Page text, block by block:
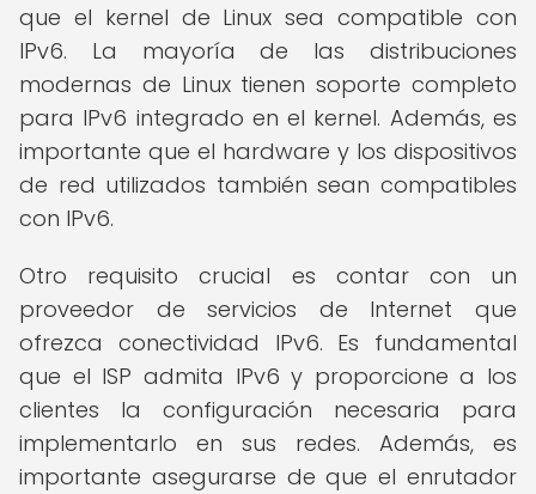
que el kernel de Linux sea compatible con
IPv6. La mayoría de las distribuciones
modernas de Linux tienen soporte completo
para IPv6 integrado en el kernel. Además, es
importante que el hardware y los dispositivos
de red utilizados también sean compatibles
con IPv6.
Otro requisito crucial es contar con un
proveedor de servicios de Internet que
ofrezca conectividad IPv6. Es fundamental
que el ISP admita IPv6 y proporcione a los
clientes la configuración necesaria para
implementarlo en sus redes. Además, es
importante asegurarse de que el enrutador